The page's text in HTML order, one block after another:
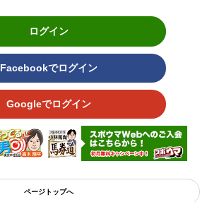
ログイン
Facebookでログイン
Googleでログイン
ページトップへ